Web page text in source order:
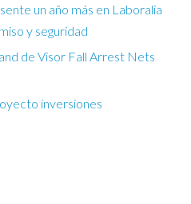
un año más en Laboralia
y seguridad
de Visor Fall Arrest Nets
inversiones